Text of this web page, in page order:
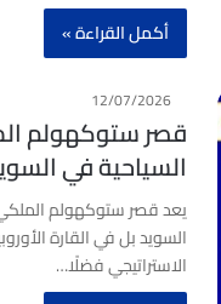
أكمل القراءة »
12/07/2026
قصر ستوكهولم
السياحية في
يعد قصر ستوكهولم
السويد بل في القارة
الاستراتيجي فضلًا…